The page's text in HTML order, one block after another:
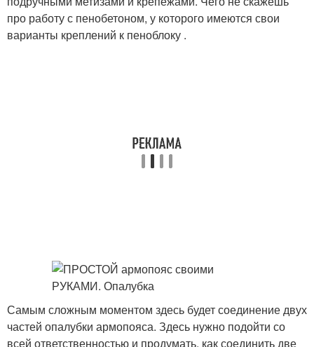
про работу с пенобетоном, у которого имеются свои
варианты креплений к пеноблоку .
Самым сложным моментом здесь будет соединение двух
частей опалубки армопояса. Здесь нужно подойти со
всей ответственностью и продумать, как соединить две